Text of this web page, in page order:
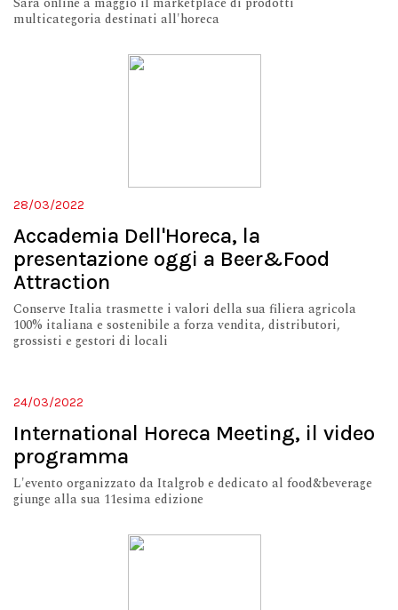
multicategoria destinati all'horeca
28/03/2022
Accademia Dell'Horeca, la
presentazione oggi a Beer&Food
Attraction
Conserve Italia trasmette i valori della sua filiera agricola
100% italiana e sostenibile a forza vendita, distributori,
grossisti e gestori di locali
24/03/2022
International Horeca Meeting, il video
programma
L'evento organizzato da Italgrob e dedicato al food&beverage
giunge alla sua 11esima edizione